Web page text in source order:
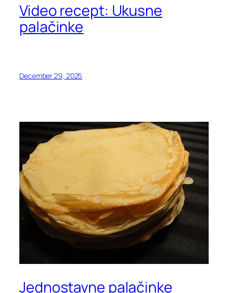
Video recept: Ukusne
palačinke
December 29, 2025
Jednostavne palačinke